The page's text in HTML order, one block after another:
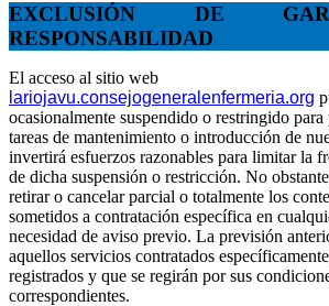
EXCLUSIÓN DE
RESPONSABILIDAD
El acceso al sitio web
lariojavu.consejogeneralenfermeria.org
ocasionalmente suspendido o restringido
tareas de mantenimiento o introducción de
invertirá esfuerzos razonables para limitar la
de dicha suspensión o restricción. No
retirar o cancelar parcial o totalmente los
sometidos a contratación específica en
necesidad de aviso previo. La previsión
aquellos servicios contratados
registrados y que se regirán por sus
correspondientes.